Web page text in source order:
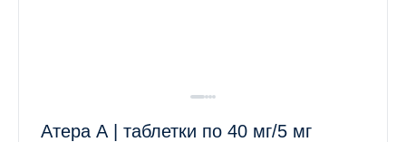
Атера А | таблетки по 40 мг/5 мг